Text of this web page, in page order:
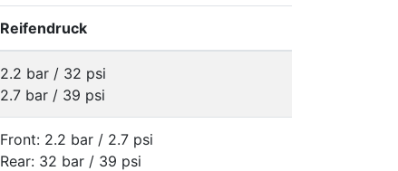
Reifendruck
2.2 bar / 32 psi
2.7 bar / 39 psi
Front: 2.2 bar / 2.7 psi
Rear: 32 bar / 39 psi